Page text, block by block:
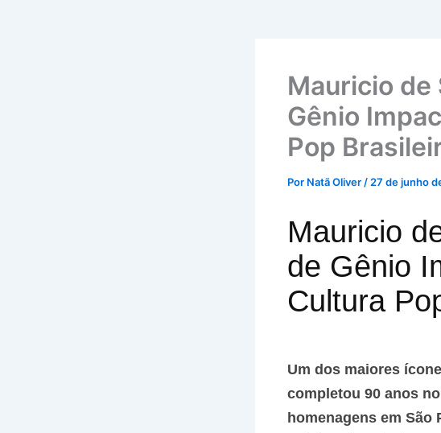
Mauricio de
Gênio
Pop
Por Natã Oliver / 27 de junho
Mauricio
de Gênio
Cultura
Um dos maiores
completou 90 anos
homenagens em São